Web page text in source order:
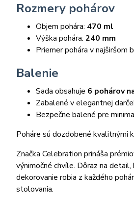
Rozmery pohárov
Objem pohára: 470 ml
Výška pohára:240 mm
Priemer pohára v najširšom
Balenie
Sada obsahuje 6 pohárov
Zabalené v elegantnej
Bezpečne balené pre
Poháre sú dozdobené kvalitnými
Značka Celebration prináša
výnimočné chvíle. Dôraz na
dekorovanie robia z každého
stolovania.